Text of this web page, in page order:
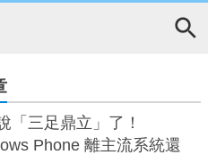
「三足鼎立」了！
離主流系統還